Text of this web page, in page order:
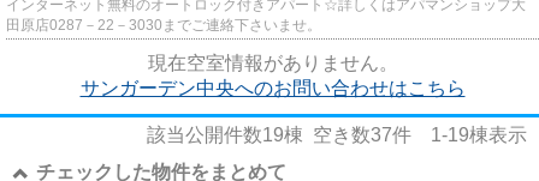
インターネット無料のオートロック付きアパート☆詳しくはアパマンショップ大
田原店0287－22－3030までご連絡下さいませ。
現在空室情報がありません。
サンガーデン中央へのお問い合わせはこちら
該当公開件数19棟 空き数37件 1-19棟表示
チェックした物件をまとめて